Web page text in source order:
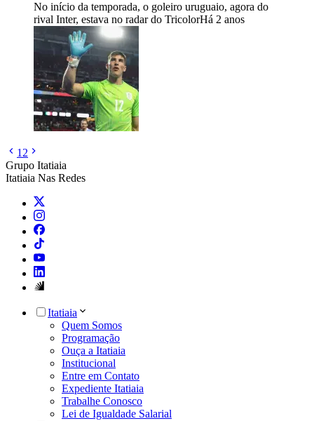
No início da temporada, o goleiro uruguaio, agora do
rival Inter, estava no radar do TricolorHá 2 anos
1 2
Grupo Itatiaia
Itatiaia Nas Redes
Itatiaia
Quem Somos
Programação
Ouça a Itatiaia
Institucional
Entre em Contato
Expediente Itatiaia
Trabalhe Conosco
Lei de Igualdade Salarial